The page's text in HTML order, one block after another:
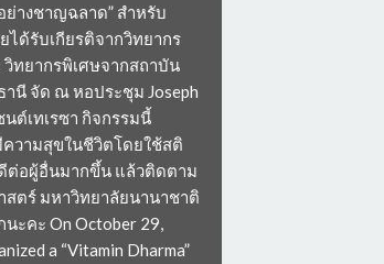
ย่างชาญฉลาด” สำหรับ
ด้รับเกียรติจากวิทยากร
ทยากรพิเศษจากสถาบัน
นี จัด ณ หอประชุม Joseph
ต์เทเรซา กิจกรรมนี้
วามสุขในชีวิตโดยใช้สติ
ต่อผู้อื่นมากขึ้น แล้วติดตาม
ตร์ มหาวิทยาลัยนานาชาติ
ะคะ On October 29,
a “Vitamin Dharma”